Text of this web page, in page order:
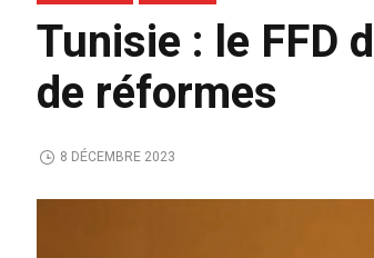
Tunisie : le FFD
de réformes
8 DÉCEMBRE 2023